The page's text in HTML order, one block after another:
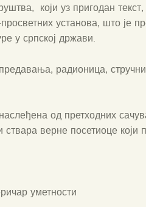
који уз пригодан
установа, што је
у српској држави.
радионица,
од претходних
верне посетиоце
уметности